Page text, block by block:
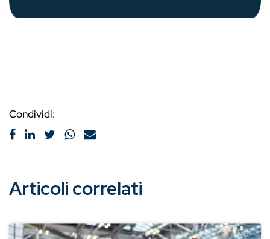
Condividi:
Articoli correlati